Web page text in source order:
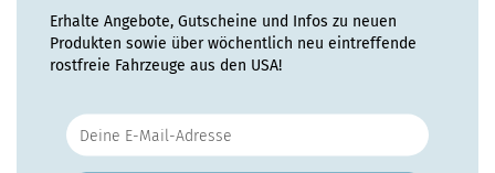
Erhalte Angebote, Gutscheine und Infos zu neuen
Produkten sowie über wöchentlich neu eintreffende
rostfreie Fahrzeuge aus den USA!